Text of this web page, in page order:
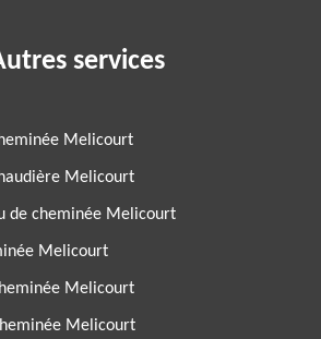
services
Melicourt
Melicourt
de cheminée Melicourt
Melicourt
Melicourt
Melicourt